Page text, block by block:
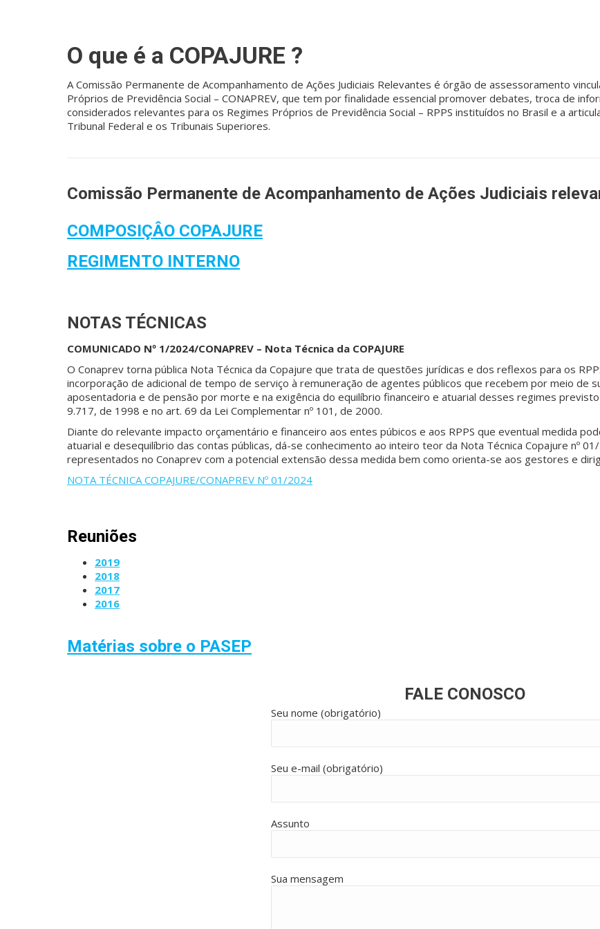
O que é a COPAJURE ?
A Comissão Permanente de Acompanhamento de Ações Judiciais Relevantes é órgão de assessoramento
Próprios de Previdência Social – CONAPREV, que tem por finalidade essencial promover debates, troca de
considerados relevantes para os Regimes Próprios de Previdência Social – RPPS instituídos no Brasil e a
Tribunal Federal e os Tribunais Superiores.
Comissão Permanente de Acompanhamento de Ações Judiciais
COMPOSIÇÂO COPAJURE
REGIMENTO INTERNO
NOTAS TÉCNICAS
COMUNICADO Nº 1/2024/CONAPREV – Nota Técnica da COPAJURE
O Conaprev torna pública Nota Técnica da Copajure que trata de questões jurídicas e dos reflexos para os
incorporação de adicional de tempo de serviço à remuneração de agentes públicos que recebem por meio de
aposentadoria e de pensão por morte e na exigência do equilíbrio financeiro e atuarial desses regimes
9.717, de 1998 e no art. 69 da Lei Complementar nº 101, de 2000.
Diante do relevante impacto orçamentário e financeiro aos entes púbicos e aos RPPS que eventual medida
atuarial e desequilíbrio das contas públicas, dá-se conhecimento ao inteiro teor da Nota Técnica Copajure nº
representados no Conaprev com a potencial extensão dessa medida bem como orienta-se aos gestores e
NOTA TÉCNICA COPAJURE/CONAPREV Nº 01/2024
Reuniões
2019
2018
2017
2016
Matérias sobre o PASEP
FALE CONOSCO
Seu nome (obrigatório)
Seu e-mail (obrigatório)
Assunto
Sua mensagem